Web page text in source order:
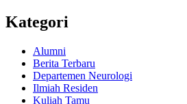
Kategori
Alumni
Berita Terbaru
Departemen Neurologi
Ilmiah Residen
Kuliah Tamu